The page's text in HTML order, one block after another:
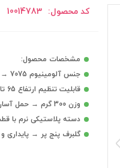
کد محصول: 10014783
مشخصات محصول:
جنس آلومینیوم 7075 → سبکی و مقاومت بالا
قابلیت تنظیم ارتفاع 65 تا 135 سانتی متر → کاربری منعطف و جمع وجور
وزن 300 گرم → حمل آسان و بی دردسر
دسته پلاستیکی نرم با
گلبرف پنج پر → پایداری